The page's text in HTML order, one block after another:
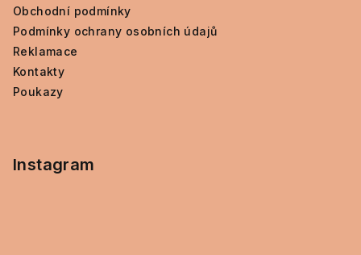
Obchodní podmínky
Podmínky ochrany osobních údajů
Reklamace
Kontakty
Poukazy
Instagram